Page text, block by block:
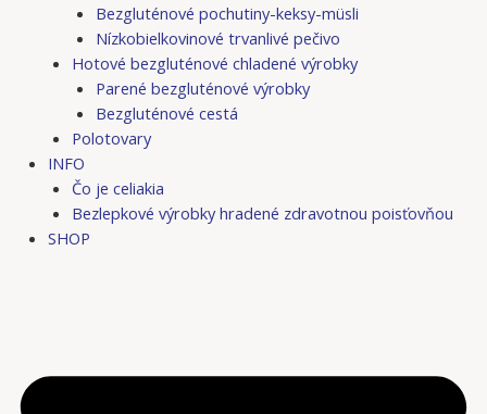
Bezgluténové pochutiny-keksy-müsli
Nízkobielkovinové trvanlivé pečivo
Hotové bezgluténové chladené výrobky
Parené bezgluténové výrobky
Bezgluténové cestá
Polotovary
INFO
Čo je celiakia
Bezlepkové výrobky hradené zdravotnou poisťovňou
SHOP